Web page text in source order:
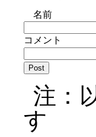
名前
コメント
注：
す